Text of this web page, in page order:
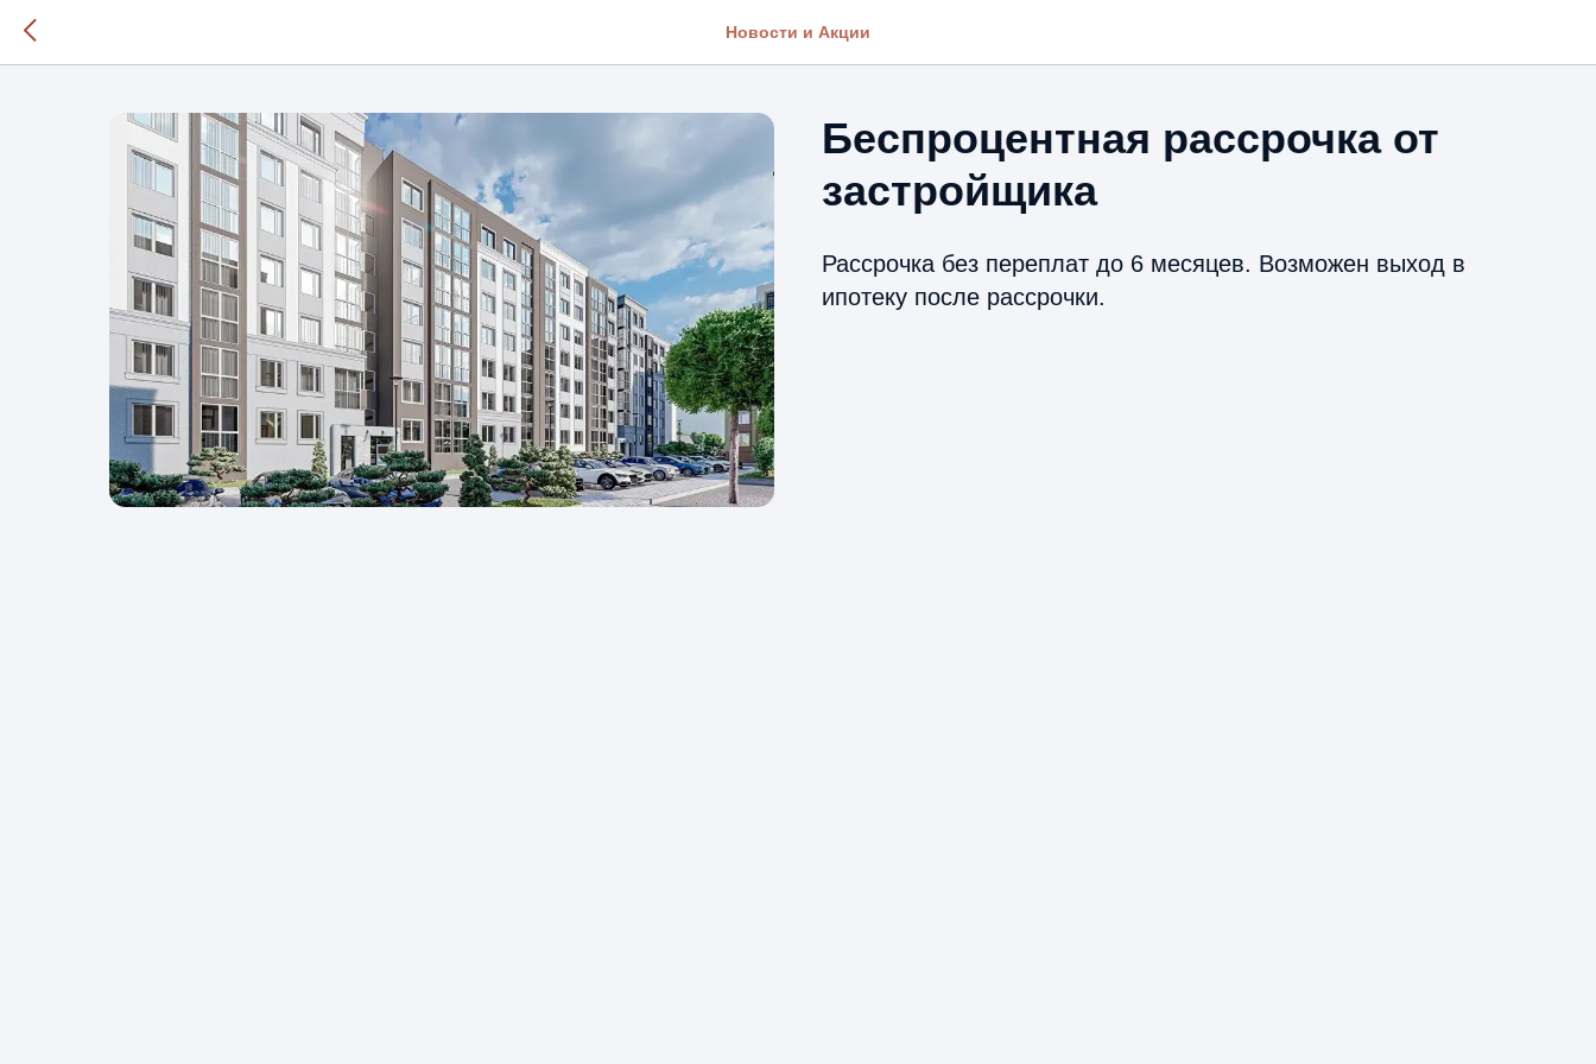
Новости и Акции
Беспроцентная рассрочка от
застройщика
Рассрочка без переплат до 6 месяцев. Возможен выход в
ипотеку после рассрочки.